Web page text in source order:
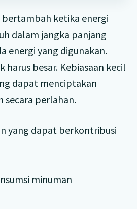
ketika energi
dalam jangka panjang
energi yang digunakan.
harus besar. Kebiasaan kecil
dapat menciptakan
secara perlahan.
yang dapat berkontribusi
minuman